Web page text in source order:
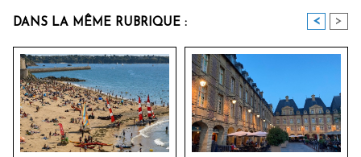
DANS LA MÊME RUBRIQUE : < >